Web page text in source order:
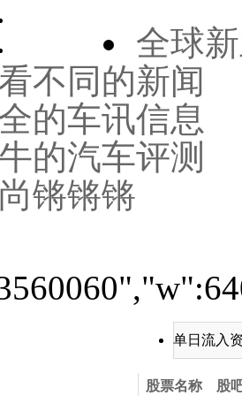
全球
不同的新闻
的车讯信息
的汽车评测
锵锵锵
单日流入
股票名称 股